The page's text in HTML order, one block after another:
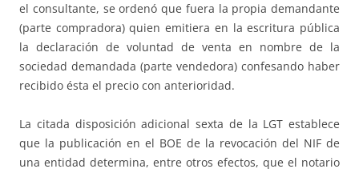
el consultante, se ordenó que fuera la propia demandante
(parte compradora) quien emitiera en la escritura pública
la declaración de voluntad de venta en nombre de la
sociedad demandada (parte vendedora) confesando haber
recibido ésta el precio con anterioridad.
La citada disposición adicional sexta de la LGT establece
que la publicación en el BOE de la revocación del NIF de
una entidad determina, entre otros efectos, que el notario